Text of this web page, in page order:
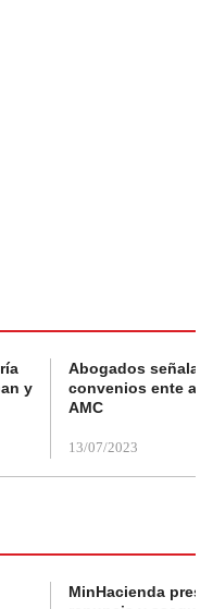
y
Abogados
convenios ente
AMC
13/07/2023
MinHacienda